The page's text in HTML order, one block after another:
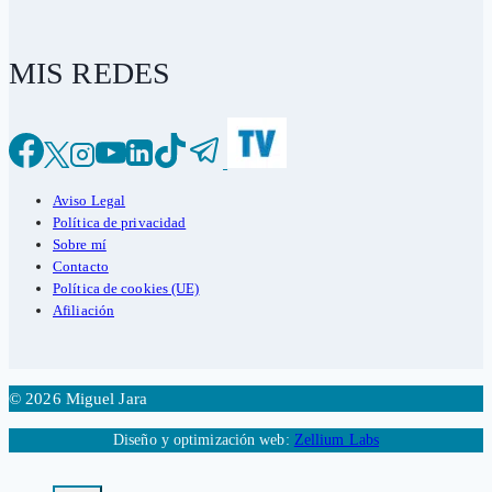
MIS REDES
Aviso Legal
Política de privacidad
Sobre mí
Contacto
Política de cookies (UE)
Afiliación
© 2026 Miguel Jara
Diseño y optimización web: Zellium Labs